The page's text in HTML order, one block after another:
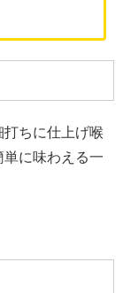
ちに仕上げ喉
に味わえる一